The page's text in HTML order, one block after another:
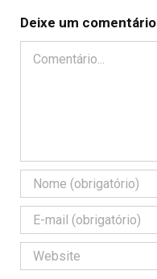
Deixe um comentário
Comentário